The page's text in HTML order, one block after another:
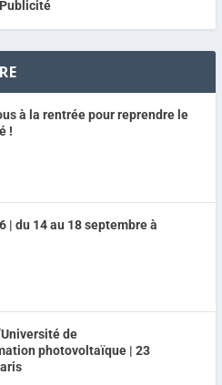
à la rentrée pour reprendre le
!
| du 14 au 18 septembre à
de
photovoltaïque | 23